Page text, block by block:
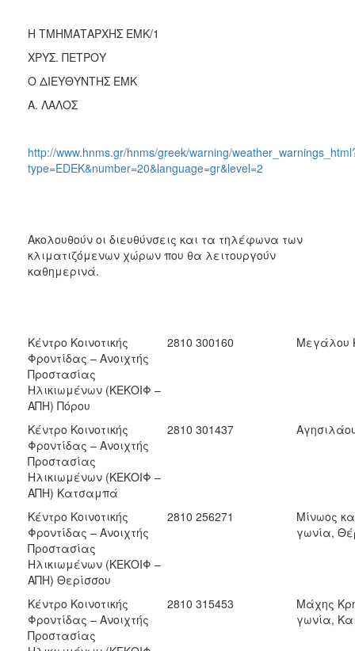
Η ΤΜΗΜΑΤΑΡΧΗΣ ΕΜΚ/1
ΧΡΥΣ. ΠΕΤΡΟΥ
Ο ΔΙΕΥΘΥΝΤΗΣ ΕΜΚ
Α. ΛΑΛΟΣ
http://www.hnms.gr/hnms/greek/warning/
type=EDEK&number=20&language=gr&level=2
Ακολουθούν οι διευθύνσεις και τα τηλέφωνα των
κλιματιζόμενων χώρων που θα λειτουργούν
καθημερινά.
Κέντρο Κοινοτικής
Φροντίδας – Ανοιχτής
Προστασίας
Ηλικιωμένων (ΚΕΚΟΙΦ –
ΑΠΗ) Πόρου
2810 300160 Μεγάλου
Κέντρο Κοινοτικής
Φροντίδας – Ανοιχτής
Προστασίας
Ηλικιωμένων (ΚΕΚΟΙΦ –
ΑΠΗ) Κατσαμπά
2810 301437
Κέντρο Κοινοτικής
Φροντίδας – Ανοιχτής
Προστασίας
Ηλικιωμένων (ΚΕΚΟΙΦ –
ΑΠΗ) Θερίσσου
2810 256271
Μίνωος
γωνία,
Κέντρο Κοινοτικής
Φροντίδας – Ανοιχτής
Προστασίας
2810 315453
Μάχης
γωνία,